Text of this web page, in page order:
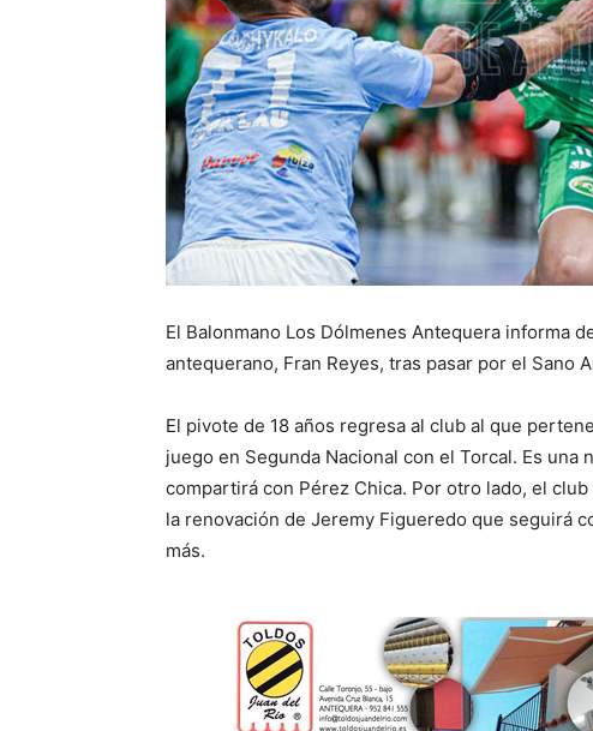
El Balonmano Los Dólmenes Antequera informa
antequerano, Fran Reyes, tras pasar por el Sano
El pivote de 18 años regresa al club al que
juego en Segunda Nacional con el Torcal. Es
compartirá con Pérez Chica. Por otro lado, el
la renovación de Jeremy Figueredo que seguirá
más.